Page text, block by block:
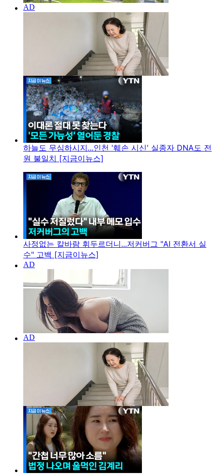
하늘도 무심하시지...인천 '훼손 시신' 실종자 DNA도 전
원 불일치 [지금이뉴스]
사정없는 칼바람 휘두르더니...저커버그 "AI 전환서 실
수" 고백 [지금이뉴스]